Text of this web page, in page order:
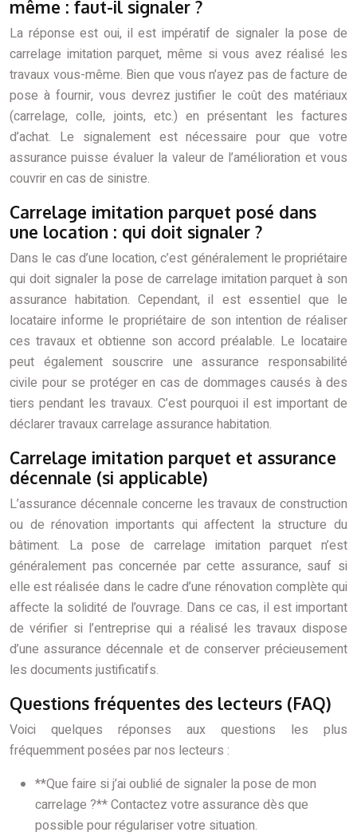
même : faut-il signaler ?
La réponse est oui, il est impératif de signaler la pose de
carrelage imitation parquet, même si vous avez réalisé les
travaux vous-même. Bien que vous n’ayez pas de facture de
pose à fournir, vous devrez justifier le coût des matériaux
(carrelage, colle, joints, etc.) en présentant les factures
d’achat. Le signalement est nécessaire pour que votre
assurance puisse évaluer la valeur de l’amélioration et vous
couvrir en cas de sinistre.
Carrelage imitation parquet posé dans
une location : qui doit signaler ?
Dans le cas d’une location, c’est généralement le propriétaire
qui doit signaler la pose de carrelage imitation parquet à son
assurance habitation. Cependant, il est essentiel que le
locataire informe le propriétaire de son intention de réaliser
ces travaux et obtienne son accord préalable. Le locataire
peut également souscrire une assurance responsabilité
civile pour se protéger en cas de dommages causés à des
tiers pendant les travaux. C’est pourquoi il est important de
déclarer travaux carrelage assurance habitation.
Carrelage imitation parquet et assurance
décennale (si applicable)
L’assurance décennale concerne les travaux de construction
ou de rénovation importants qui affectent la structure du
bâtiment. La pose de carrelage imitation parquet n’est
généralement pas concernée par cette assurance, sauf si
elle est réalisée dans le cadre d’une rénovation complète qui
affecte la solidité de l’ouvrage. Dans ce cas, il est important
de vérifier si l’entreprise qui a réalisé les travaux dispose
d’une assurance décennale et de conserver précieusement
les documents justificatifs.
Questions fréquentes des lecteurs (FAQ)
Voici quelques réponses aux questions les plus
fréquemment posées par nos lecteurs :
**Que faire si j’ai oublié de signaler la pose de mon
carrelage ?** Contactez votre assurance dès que
possible pour régulariser votre situation.